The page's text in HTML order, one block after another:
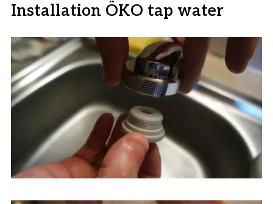
Installation ÖKO tap water